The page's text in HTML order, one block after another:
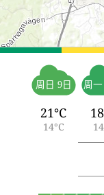
周日 9日
21°C
14°C
周一